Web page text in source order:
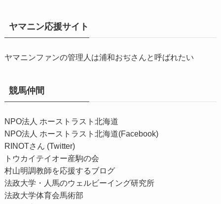
ヤマニン応援サイト
ヤマニンファンの管理人は浦和おぢさんと呼ばれたい
競馬仲間
NPO法人 ホーストラスト北海道
NPO法人 ホーストラスト北海道(Facebook)
RINOTさん (Twitter)
トウカイテイオー産駒の会
村山明調教師を応援するブログ
法政大学・人馬のウェルビーイング研究所
法政大学体育会馬術部